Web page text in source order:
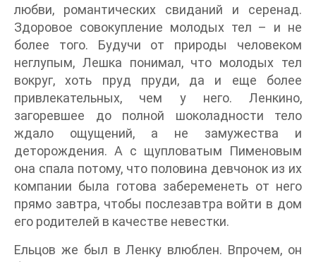
любви, романтических свиданий и серенад.
Здоровое совокупление молодых тел – и не
более того. Будучи от природы человеком
неглупым, Лешка понимал, что молодых тел
вокруг, хоть пруд пруди, да и еще более
привлекательных, чем у него. Ленкино,
загоревшее до полной шоколадности тело
ждало ощущений, а не замужества и
деторождения. А с щупловатым Пименовым
она спала потому, что половина девчонок из их
компании была готова забеременеть от него
прямо завтра, чтобы послезавтра войти в дом
его родителей в качестве невестки.
Ельцов же был в Ленку влюблен. Впрочем, он